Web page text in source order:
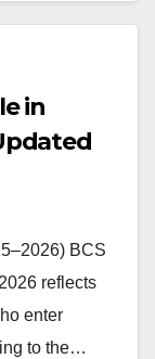
in
BCS
reflects
enter
to the…